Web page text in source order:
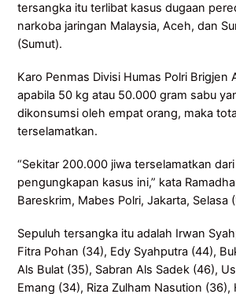
tersangka itu terlibat kasus dugaan
narkoba jaringan Malaysia, Aceh, dan
(Sumut).
Karo Penmas Divisi Humas Polri Brigjen
apabila 50 kg atau 50.000 gram sabu
dikonsumsi oleh empat orang, maka
terselamatkan.
“Sekitar 200.000 jiwa terselamatkan
pengungkapan kasus ini,” kata
Bareskrim, Mabes Polri, Jakarta, Selasa
Sepuluh tersangka itu adalah Irwan
Fitra Pohan (34), Edy Syahputra (44),
Als Bulat (35), Sabran Als Sadek (46),
Emang (34), Riza Zulham Nasution (36),